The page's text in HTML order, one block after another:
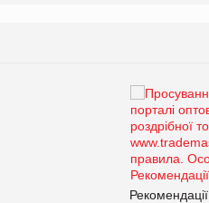
Рекомендації